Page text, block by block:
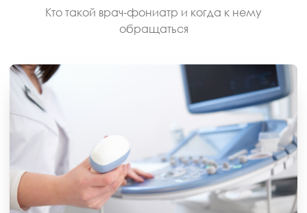
Кто такой врач-фониатр и когда к нему
обращаться